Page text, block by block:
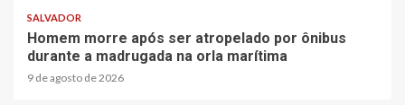
SALVADOR
Homem morre após ser atropelado por ônibus
durante a madrugada na orla marítima
9 de agosto de 2026